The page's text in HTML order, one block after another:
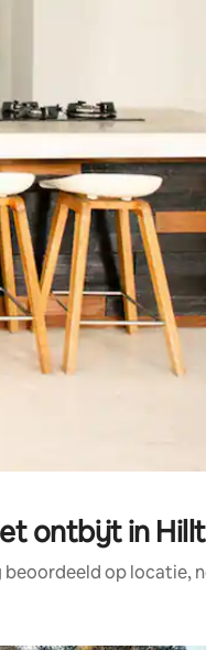
omlaag, óf door te tikken
ontbijt in
op locatie,